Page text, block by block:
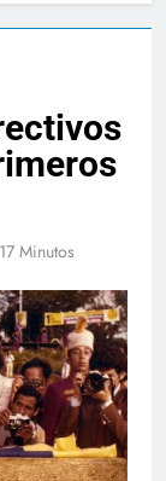
17 Minutos